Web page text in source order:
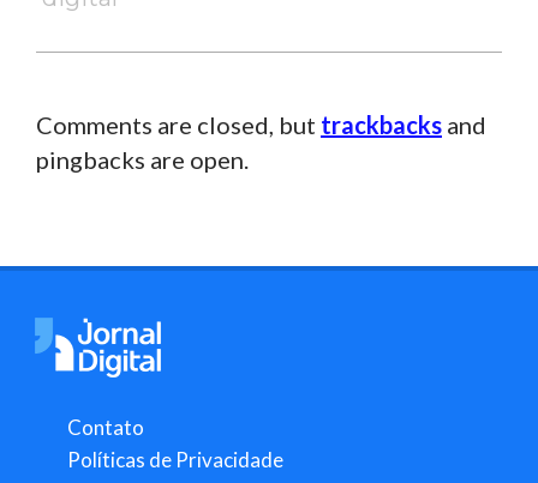
Comments are closed, but trackbacks and
pingbacks are open.
Contato
Políticas de Privacidade